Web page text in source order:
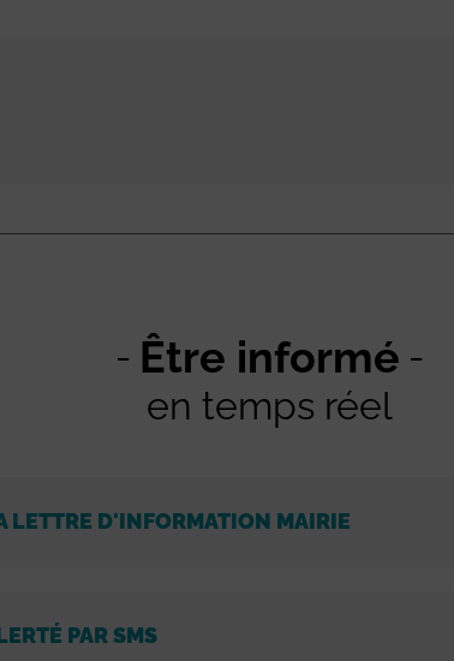
Être informé
en temps réel
LETTRE D'INFORMATION MAIRIE
PAR SMS